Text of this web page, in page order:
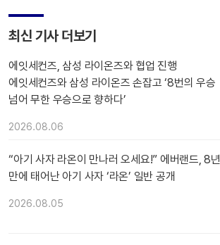
최신 기사 더보기
에잇세컨즈, 삼성 라이온즈와 협업 진행
에잇세컨즈와 삼성 라이온즈 손잡고 ‘8번의 우승
넘어 무한 우승으로 향하다’
2026.08.06
“아기 사자 라온이 만나러 오세요!” 에버랜드, 8년
만에 태어난 아기 사자 ‘라온’ 일반 공개
2026.08.05